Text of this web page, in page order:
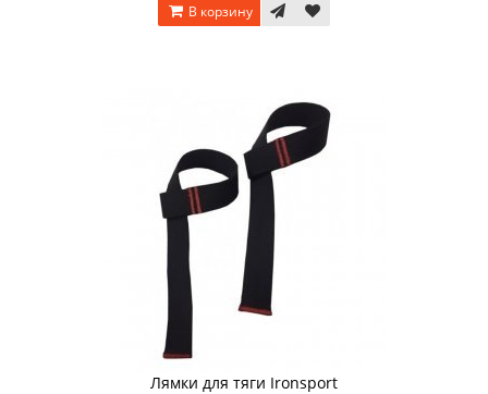
В корзину
Лямки для тяги Ironsport